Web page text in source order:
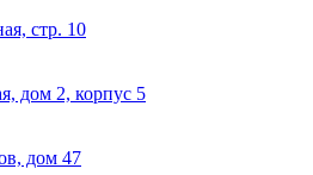
стр. 10
дом 2, корпус 5
дом 47